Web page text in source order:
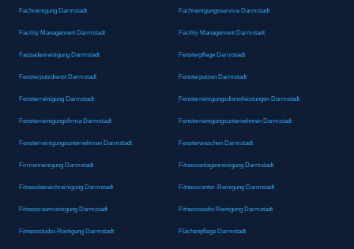
Fachreinigung Darmstadt Fachreinigungsservice Darmstadt
Facility Management Darmstadt Facility Management Darmstadt
Fassadenreinigung Darmstadt Fensterpflege Darmstadt
Fensterputzdienst Darmstadt Fensterputzen Darmstadt
Fensterreinigung Darmstadt Fensterreinigungsdienstleistungen Darmstadt
Fensterreinigungsfirma Darmstadt Fensterreinigungsunternehmen Darmstadt
Fensterreinigungsunternehmen Darmstadt Fensterwaschen Darmstadt
Firmenreinigung Darmstadt Fitnessanlagenreinigung Darmstadt
Fitnessbereichreinigung Darmstadt Fitnesscenter-Reinigung Darmstadt
Fitnessraumreinigung Darmstadt Fitnessstudio Reinigung Darmstadt
Fitnessstudio-Reinigung Darmstadt Flächenpflege Darmstadt